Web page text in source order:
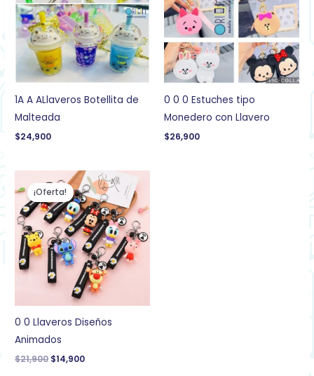
1A A ALlaveros Botellita de
Malteada
$24,900
0 0 0 Estuches tipo
Monedero con Llavero
$26,900
¡Oferta!
0 0 Llaveros Diseños
Animados
$21,900
precio
original
era:
$21,900.
$14,900
El
precio
actual
es:
$14,900.